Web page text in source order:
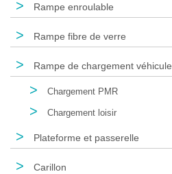
> Rampe enroulable
> Rampe fibre de verre
> Rampe de chargement véhicule
> Chargement PMR
> Chargement loisir
> Plateforme et passerelle
> Carillon